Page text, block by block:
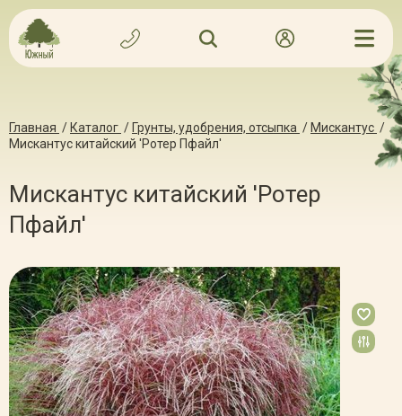
Главная / Каталог / Грунты, удобрения, отсыпка / Мискантус /
Мискантус китайский 'Ротер Пфайл'
Мискантус китайский 'Ротер
Пфайл'